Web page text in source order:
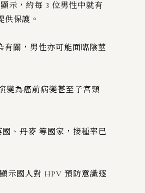
示，約每 3 位男性中就有
供保護。
有關，男性亦可能面臨陰莖
變為癌前病變甚至子宮頸
、丹麥 等國家，接種率已
示國人對 HPV 預防意識逐